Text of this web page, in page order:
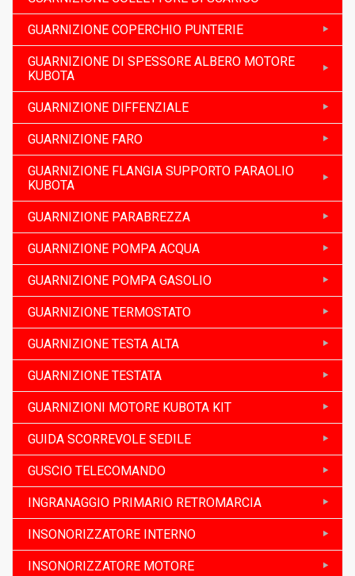
GUARNIZIONE COPERCHIO PUNTERIE
GUARNIZIONE DI SPESSORE ALBERO MOTORE
KUBOTA
GUARNIZIONE DIFFENZIALE
GUARNIZIONE FARO
GUARNIZIONE FLANGIA SUPPORTO PARAOLIO
KUBOTA
GUARNIZIONE PARABREZZA
GUARNIZIONE POMPA ACQUA
GUARNIZIONE POMPA GASOLIO
GUARNIZIONE TERMOSTATO
GUARNIZIONE TESTA ALTA
GUARNIZIONE TESTATA
GUARNIZIONI MOTORE KUBOTA KIT
GUIDA SCORREVOLE SEDILE
GUSCIO TELECOMANDO
INGRANAGGIO PRIMARIO RETROMARCIA
INSONORIZZATORE INTERNO
INSONORIZZATORE MOTORE